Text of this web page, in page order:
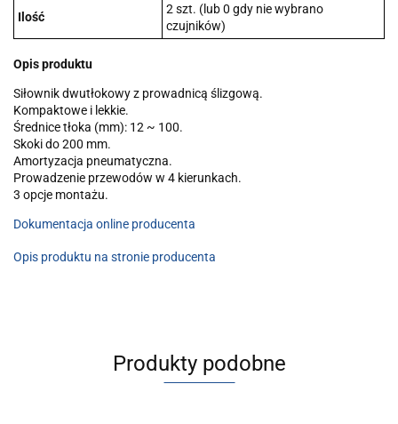
Ilość
2 szt. (lub 0 gdy nie wybrano
czujników)
Opis produktu
Siłownik dwutłokowy z prowadnicą ślizgową.
Kompaktowe i lekkie.
Średnice tłoka (mm): 12 ~ 100.
Skoki do 200 mm.
Amortyzacja pneumatyczna.
Prowadzenie przewodów w 4 kierunkach.
3 opcje montażu.
Dokumentacja online producenta
Opis produktu na stronie producenta
Produkty podobne